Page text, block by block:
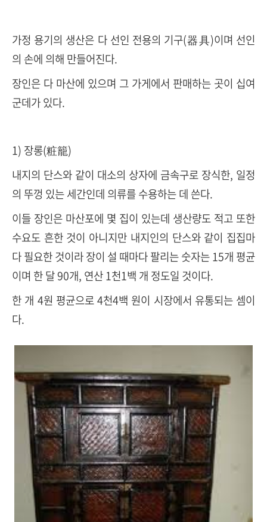
가정 용기의 생산은 다 선인 전용의 기구(器具)이며 선인
의 손에 의해 만들어진다.
장인은 다 마산에 있으며 그 가게에서 판매하는 곳이 십여
군데가 있다.
1) 장롱(粧籠)
내지의 단스와 같이 대소의 상자에 금속구로 장식한, 일정
의 뚜껑 있는 세간인데 의류를 수용하는 데 쓴다.
이들 장인은 마산포에 몇 집이 있는데 생산량도 적고 또한
수요도 흔한 것이 아니지만 내지인의 단스와 같이 집집마
다 필요한 것이라 장이 설 때마다 팔리는 숫자는 15개 평균
이며 한 달 90개, 연산 1천1백 개 정도일 것이다.
한 개 4원 평균으로 4천4백 원이 시장에서 유통되는 셈이
다.